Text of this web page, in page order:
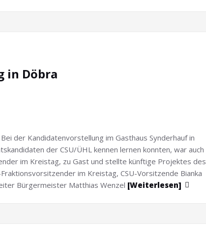
in Döbra
der Kandidatenvorstellung im Gasthaus Synderhauf in
der CSU/ÜHL kennen lernen konnten, war auch
im Kreistag, zu Gast und stellte künftige Projektes des
im Kreistag, CSU-Vorsitzende Bianka
Bürgermeister Matthias Wenzel [Weiterlesen]